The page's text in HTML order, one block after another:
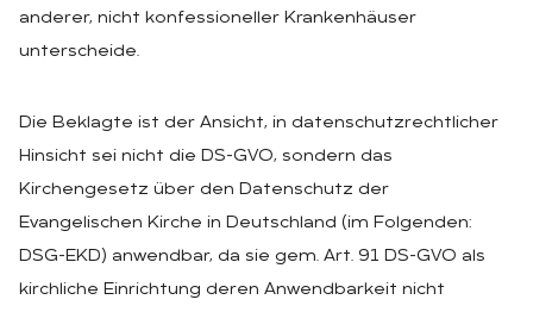
anderer, nicht konfessioneller Krankenhäuser
unterscheide.
Die Beklagte ist der Ansicht, in datenschutzrechtlicher
Hinsicht sei nicht die DS-GVO, sondern das
Kirchengesetz über den Datenschutz der
Evangelischen Kirche in Deutschland (im Folgenden:
DSG-EKD) anwendbar, da sie gem. Art. 91 DS-GVO als
kirchliche Einrichtung deren Anwendbarkeit nicht